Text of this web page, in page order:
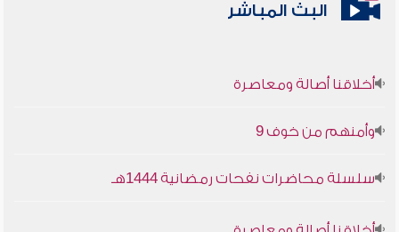
البث المباشر
أخلاقنا أصالة ومعاصرة
وأمنهم من خوف 9
سلسلة محاضرات نفحات رمضانية 1444هـ
أخلاقنا أصالة ومعاصرة